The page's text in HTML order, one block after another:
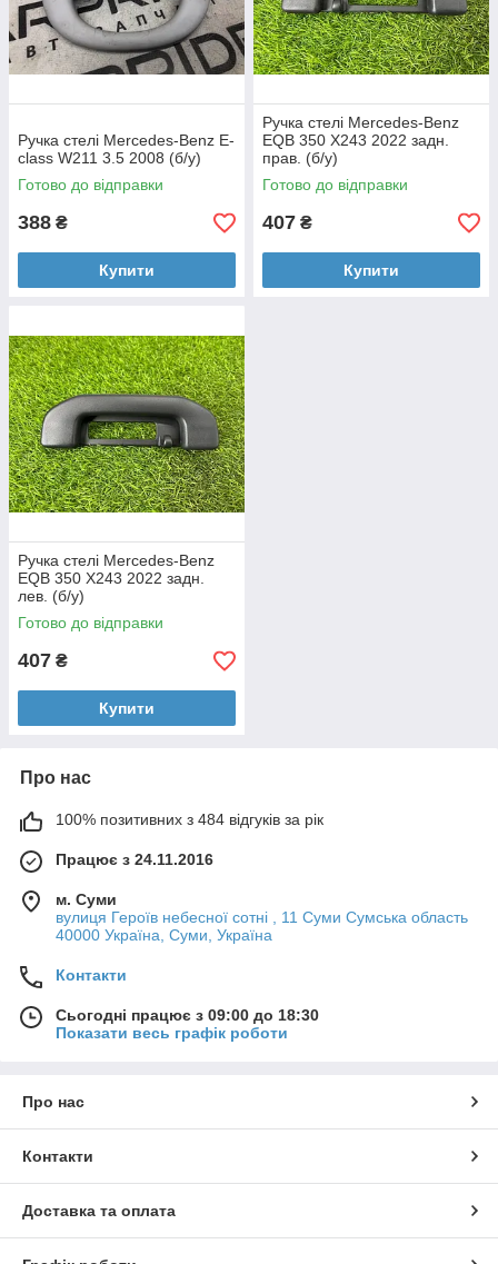
Ручка стелі Mercedes-Benz E-
class W211 3.5 2008 (б/у)
Готово до відправки
388 ₴
Купити
Ручка стелі Mercedes-Benz
EQB 350 X243 2022 задн.
прав. (б/у)
Готово до відправки
407 ₴
Купити
Ручка стелі Mercedes-Benz
EQB 350 X243 2022 задн.
лев. (б/у)
Готово до відправки
407 ₴
Купити
Про нас
100% позитивних з 484 відгуків за рік
Працює з 24.11.2016
м. Суми
вулиця Героїв небесної сотні , 11 Суми Сумська область
40000 Україна, Суми, Україна
Контакти
Сьогодні працює з 09:00 до 18:30
Показати весь графік роботи
Про нас
Контакти
Доставка та оплата